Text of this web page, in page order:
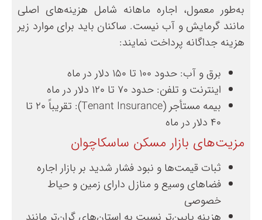
به‌طور معمول، اجاره‌ ماهانه شامل هزینه‌های اصلی
مانند گرمایش و آب نیست. ساکنان باید برای موارد زیر
هزینه جداگانه پرداخت نمایند:
برق و آب: حدود ۱۰۰ تا ۱۵۰ دلار در ماه
اینترنت و تلفن: حدود ۷۰ تا ۱۲۰ دلار در ماه
بیمه مستأجر (Tenant Insurance): تقریباً ۲۰ تا
۴۰ دلار در ماه
مزیت‌های بازار مسکن ساسکاچوان
ثبات قیمت‌ها و نبود فشار شدید بر بازار اجاره
فضاهای وسیع و منازل دارای زمین و حیاط
خصوصی